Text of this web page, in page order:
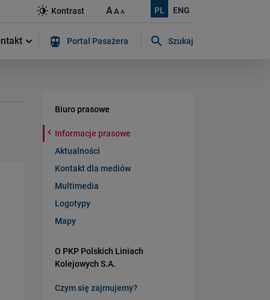
PL ENG
Kontrast AAA
Portal Pasażera Szukaj
Biuro prasowe
Informacje prasowe
Aktualności
Kontakt dla mediów
Multimedia
Logotypy
Mapy
O PKP Polskich Liniach
Kolejowych S.A.
Czym się zajmujemy?